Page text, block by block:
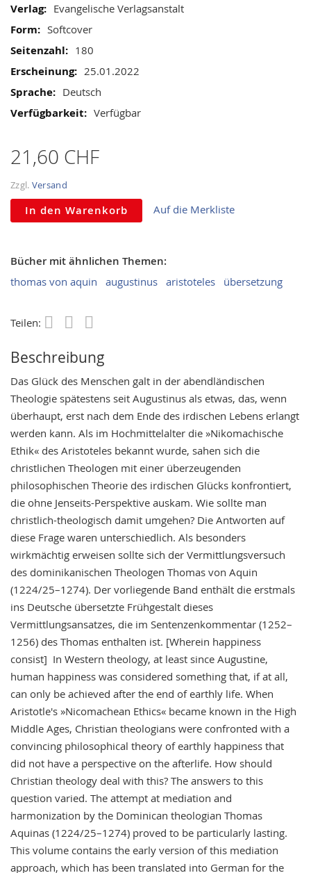
Evangelische Verlagsanstalt
Softcover
180
25.01.2022
Deutsch
Verfügbar
21,60 CHF
Zzgl. Versand
In den Warenkorb Auf die Merkliste
Bücher mit ähnlichen Themen:
thomas von aquin augustinus aristoteles übersetzung
Teilen:
Beschreibung
Das Glück des Menschen galt in der abendländischen
Theologie spätestens seit Augustinus als etwas, das, wenn
überhaupt, erst nach dem Ende des irdischen Lebens erlangt
werden kann. Als im Hochmittelalter die »Nikomachische
Ethik« des Aristoteles bekannt wurde, sahen sich die
christlichen Theologen mit einer überzeugenden
philosophischen Theorie des irdischen Glücks konfrontiert,
die ohne Jenseits-Perspektive auskam. Wie sollte man
christlich-theologisch damit umgehen? Die Antworten auf
diese Frage waren unterschiedlich. Als besonders
wirkmächtig erweisen sollte sich der Vermittlungsversuch
des dominikanischen Theologen Thomas von Aquin
(1224/25–1274). Der vorliegende Band enthält die erstmals
ins Deutsche übersetzte Frühgestalt dieses
Vermittlungsansatzes, die im Sentenzenkommentar (1252–
1256) des Thomas enthalten ist. [Wherein happiness
consist] In Western theology, at least since Augustine,
human happiness was considered something that, if at all,
can only be achieved after the end of earthly life. When
Aristotle's »Nicomachean Ethics« became known in the High
Middle Ages, Christian theologians were confronted with a
convincing philosophical theory of earthly happiness that
did not have a perspective on the afterlife. How should
Christian theology deal with this? The answers to this
question varied. The attempt at mediation and
harmonization by the Dominican theologian Thomas
Aquinas (1224/25–1274) proved to be particularly lasting.
This volume contains the early version of this mediation
approach, which has been translated into German for the